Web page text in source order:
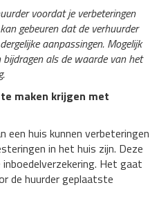
voordat je verbeteringen
gebeuren dat de verhuurder
aanpassingen. Mogelijk
als de waarde van het
maken krijgen met
een huis kunnen verbeteringen
in het huis zijn. Deze
Het gaat
de huurder geplaatste